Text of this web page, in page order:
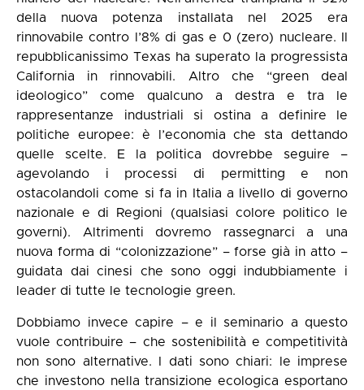
della nuova potenza installata nel 2025 era
rinnovabile contro l’8% di gas e 0 (zero) nucleare. Il
repubblicanissimo Texas ha superato la progressista
California in rinnovabili. Altro che “green deal
ideologico” come qualcuno a destra e tra le
rappresentanze industriali si ostina a definire le
politiche europee: è l’economia che sta dettando
quelle scelte. E la politica dovrebbe seguire –
agevolando i processi di permitting e non
ostacolandoli come si fa in Italia a livello di governo
nazionale e di Regioni (qualsiasi colore politico le
governi). Altrimenti dovremo rassegnarci a una
nuova forma di “colonizzazione” – forse già in atto –
guidata dai cinesi che sono oggi indubbiamente i
leader di tutte le tecnologie green.
Dobbiamo invece capire – e il seminario a questo
vuole contribuire – che sostenibilità e competitività
non sono alternative. I dati sono chiari: le imprese
che investono nella transizione ecologica esportano